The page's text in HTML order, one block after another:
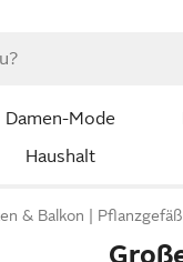
Damen-Mode
Haushalt
& Balkon